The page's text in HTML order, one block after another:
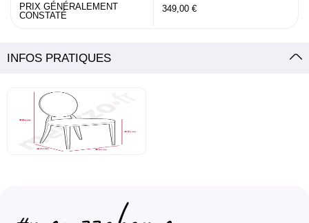
PRIX GÉNÉRALEMENT
CONSTATÉ
349,00 €
INFOS PRATIQUES